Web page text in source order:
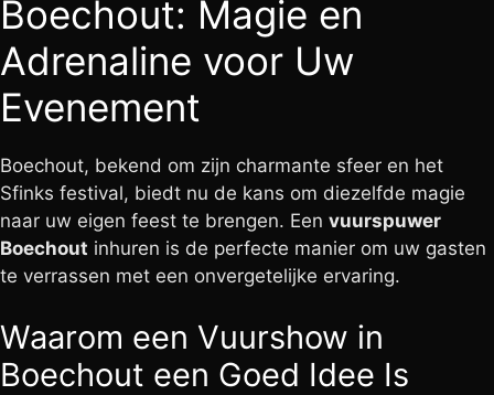
Boechout: Magie en
Adrenaline voor Uw
Evenement
Boechout, bekend om zijn charmante sfeer en het
Sfinks festival, biedt nu de kans om diezelfde magie
naar uw eigen feest te brengen. Een vuurspuwer
Boechout inhuren is de perfecte manier om uw gasten
te verrassen met een onvergetelijke ervaring.
Waarom een Vuurshow in
Boechout een Goed Idee Is